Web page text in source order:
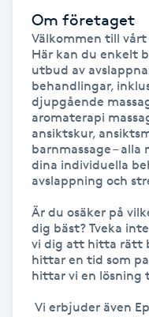
Klangmassage
Klippning
Klippning & Slingor
Klippning ungdom
Koppningsmassage
Kosmetisk tatuering
Kostrådgivning
Om företaget
Välkommen till
Här kan du enkelt
utbud av
behandlingar,
djupgående
aromaterapi
ansiktskur,
barnmassage –
dina individuella
avslappning och
Är du osäker på
dig bäst? Tveka
vi dig att hitta rätt
hittar en tid som
hittar vi en lösning